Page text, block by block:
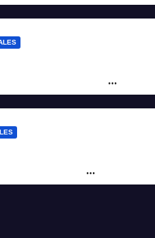
practicaje